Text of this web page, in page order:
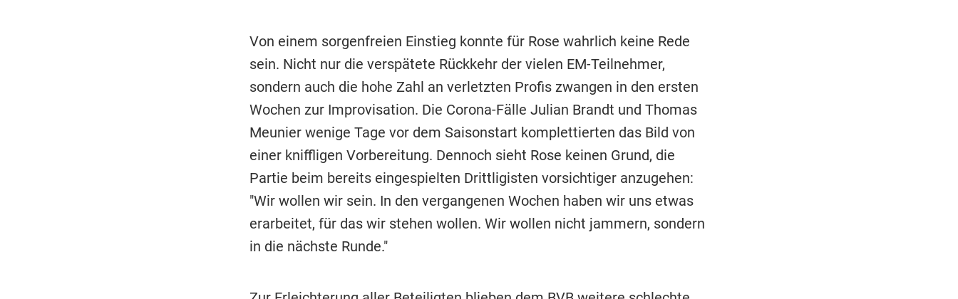
Von einem sorgenfreien Einstieg konnte für Rose wahrlich keine Rede
sein. Nicht nur die verspätete Rückkehr der vielen EM-Teilnehmer,
sondern auch die hohe Zahl an verletzten Profis zwangen in den ersten
Wochen zur Improvisation. Die Corona-Fälle Julian Brandt und Thomas
Meunier wenige Tage vor dem Saisonstart komplettierten das Bild von
einer kniffligen Vorbereitung. Dennoch sieht Rose keinen Grund, die
Partie beim bereits eingespielten Drittligisten vorsichtiger anzugehen:
"Wir wollen wir sein. In den vergangenen Wochen haben wir uns etwas
erarbeitet, für das wir stehen wollen. Wir wollen nicht jammern, sondern
in die nächste Runde."